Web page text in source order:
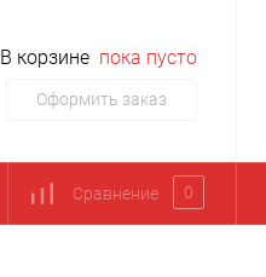
В корзине пока пусто
Оформить заказ
Сравнение 0